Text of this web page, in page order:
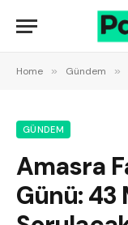
Home » Gündem »
GÜNDEM
Amasra
Günü: 43